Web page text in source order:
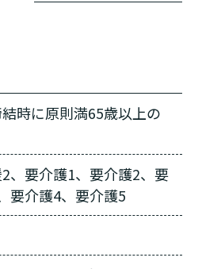
時に原則満65歳以上の
、要介護1、要介護2、要
要介護4、要介護5